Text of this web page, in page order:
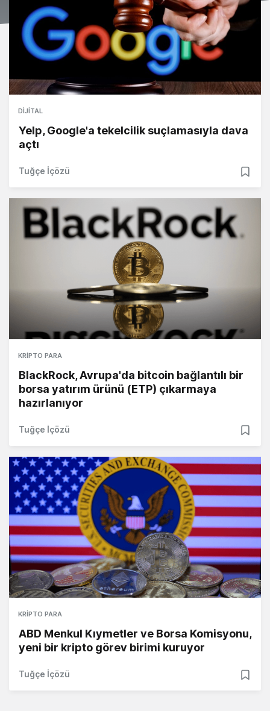
DIJITAL
Yelp, Google'a tekelcilik suçlamasıyla dava
açtı
Tuğçe İçözü
KRIPTO PARA
BlackRock, Avrupa'da bitcoin bağlantılı bir
borsa yatırım ürünü (ETP) çıkarmaya
hazırlanıyor
Tuğçe İçözü
KRIPTO PARA
ABD Menkul Kıymetler ve Borsa Komisyonu,
yeni bir kripto görev birimi kuruyor
Tuğçe İçözü